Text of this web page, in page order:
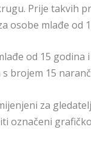
Prije takvih
osobe mlađe od
od 15 godina
brojem 15
za
označeni